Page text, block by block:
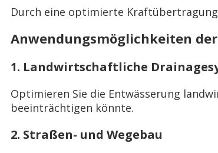
Durch eine optimierte
Anwendungsmöglichkeiten der
1. Landwirtschaftliche
Optimieren Sie die Entwässerung
beeinträchtigen könnte.
2. Straßen- und Wegebau